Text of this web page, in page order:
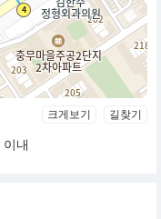
크게보기 길찾기
내